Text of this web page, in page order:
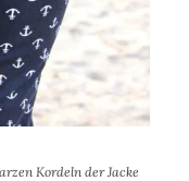
Kordeln der Jacke